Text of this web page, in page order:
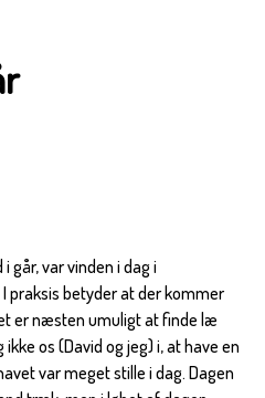
går, var vinden i dag i
praksis betyder at der kommer
er næsten umuligt at finde læ
os (David og jeg) i, at have en
var meget stille i dag. Dagen